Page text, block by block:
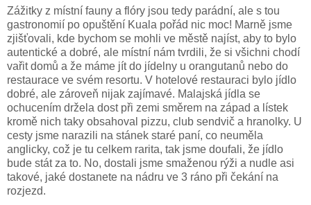
Zážitky z místní fauny a flóry jsou tedy parádní, ale s tou
gastronomií po opuštění Kuala pořád nic moc! Marně jsme
zjišťovali, kde bychom se mohli ve městě najíst, aby to bylo
autentické a dobré, ale místní nám tvrdili, že si všichni chodí
vařit domů a že máme jít do jídelny u orangutanů nebo do
restaurace ve svém resortu. V hotelové restauraci bylo jídlo
dobré, ale zároveň nijak zajímavé. Malajská jídla se
ochucením držela dost při zemi směrem na západ a lístek
kromě nich taky obsahoval pizzu, club sendvič a hranolky. U
cesty jsme narazili na stánek staré paní, co neuměla
anglicky, což je tu celkem rarita, tak jsme doufali, že jídlo
bude stát za to. No, dostali jsme smaženou rýži a nudle asi
takové, jaké dostanete na nádru ve 3 ráno při čekání na
rozjezd.